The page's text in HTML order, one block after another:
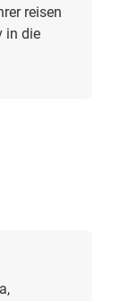
reisen
in die